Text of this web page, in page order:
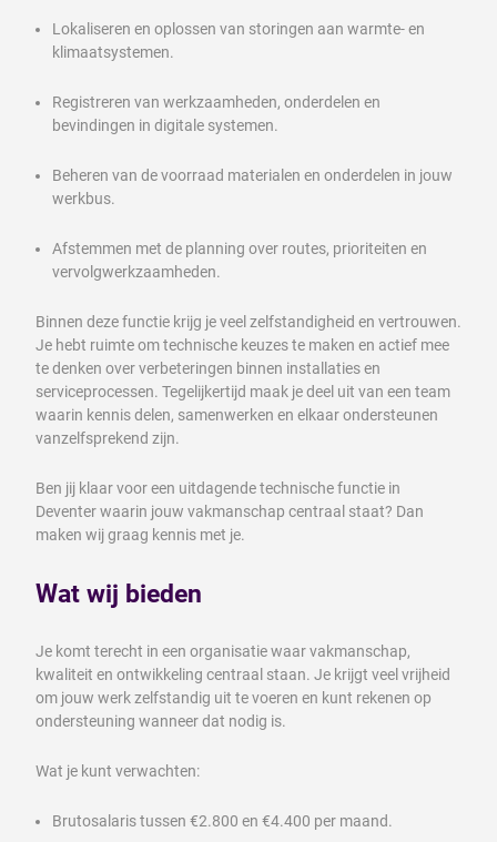
Lokaliseren en oplossen van storingen aan warmte- en
klimaatsystemen.
Registreren van werkzaamheden, onderdelen en
bevindingen in digitale systemen.
Beheren van de voorraad materialen en onderdelen in jouw
werkbus.
Afstemmen met de planning over routes, prioriteiten en
vervolgwerkzaamheden.
Binnen deze functie krijg je veel zelfstandigheid en vertrouwen.
Je hebt ruimte om technische keuzes te maken en actief mee
te denken over verbeteringen binnen installaties en
serviceprocessen. Tegelijkertijd maak je deel uit van een team
waarin kennis delen, samenwerken en elkaar ondersteunen
vanzelfsprekend zijn.
Ben jij klaar voor een uitdagende technische functie in
Deventer waarin jouw vakmanschap centraal staat? Dan
maken wij graag kennis met je.
Wat wij bieden
Je komt terecht in een organisatie waar vakmanschap,
kwaliteit en ontwikkeling centraal staan. Je krijgt veel vrijheid
om jouw werk zelfstandig uit te voeren en kunt rekenen op
ondersteuning wanneer dat nodig is.
Wat je kunt verwachten:
Brutosalaris tussen €2.800 en €4.400 per maand.